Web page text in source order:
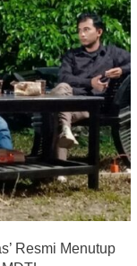
Resmi Menutup